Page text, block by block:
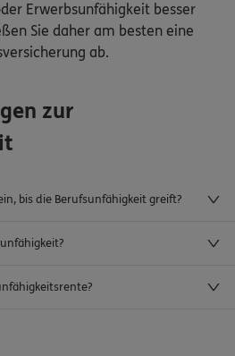
Erwerbsunfähigkeit besser
Sie daher am besten eine
ab.
zur
bis die Berufsunfähigkeit greift?